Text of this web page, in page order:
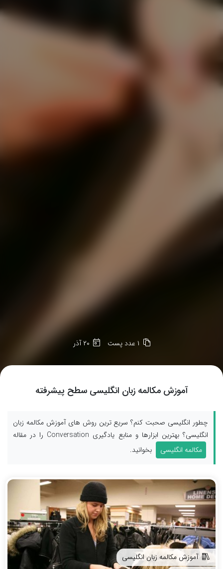
آموزش مکالمه زبان انگلیسی سطح پیشرفته
۱ عدد پست ۲۰ آذر
چطور انگلیسی صحبت کنم؟ سریع ترین روش های آموزش مکالمه زبان
انگلیسی؟ بهترین ابزارها و منابع یادگیری Conversation را در مقاله
مکالمه انگلیسی
بخوانید.
آموزش مکالمه زبان انگلیسی